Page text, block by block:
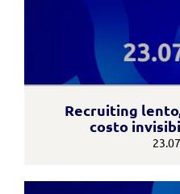
Recruiting
costo